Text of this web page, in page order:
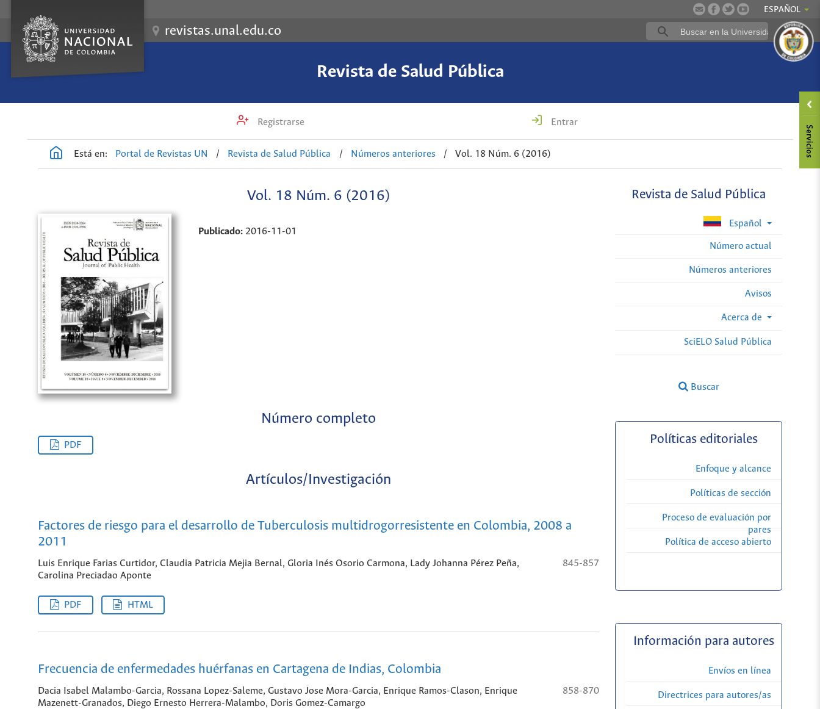
ESPAÑOL
revistas.unal.edu.co
Revista de Salud Pública
Registrarse Entrar
Está en: Portal de Revistas UN / Revista de Salud Pública / Números anteriores / Vol. 18 Núm. 6 (2016)
Revista de Salud Pública
Español
Número actual
Números anteriores
Avisos
Acerca de
SciELO Salud Pública
Buscar
Vol. 18 Núm. 6 (2016)
Publicado: 2016-11-01
Número completo
PDF
Artículos/Investigación
Factores de riesgo para el desarrollo de Tuberculosis multidrogorresistente en Colombia, 2008 a
2011
Luis Enrique Farias Curtidor, Claudia Patricia Mejia Bernal, Gloria Inés Osorio Carmona, Lady Johanna Pérez Peña,
Carolina Preciadao Aponte
845-857
PDF HTML
Frecuencia de enfermedades huérfanas en Cartagena de Indias, Colombia
Dacia Isabel Malambo-Garcia, Rossana Lopez-Saleme, Gustavo Jose Mora-Garcia, Enrique Ramos-Clason, Enrique
Mazenett-Granados, Diego Ernesto Herrera-Malambo, Doris Gomez-Camargo
858-870
Políticas editoriales
Enfoque y alcance
Políticas de sección
Proceso de evaluación por
pares
Política de acceso abierto
Información para autores
Envíos en línea
Directrices para autores/as